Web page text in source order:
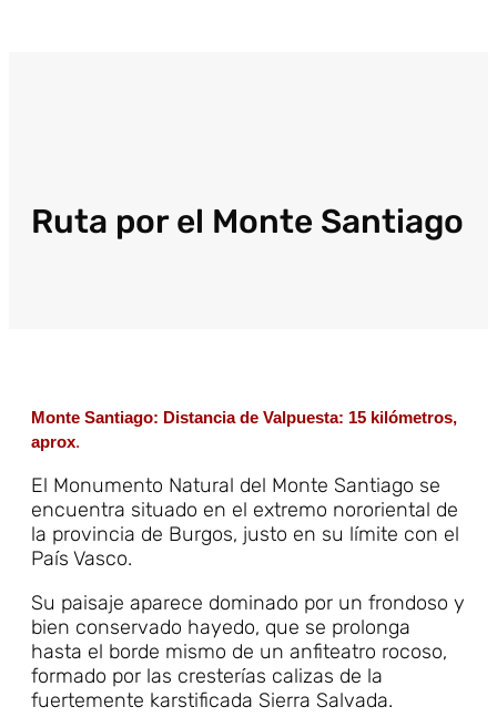
Ruta por el Monte Santiago
Monte Santiago: Distancia de Valpuesta: 15 kilómetros,
aprox.
El Monumento Natural del Monte Santiago se
encuentra situado en el extremo nororiental de
la provincia de Burgos, justo en su límite con el
País Vasco.
Su paisaje aparece dominado por un frondoso y
bien conservado hayedo, que se prolonga
hasta el borde mismo de un anfiteatro rocoso,
formado por las cresterías calizas de la
fuertemente karstificada Sierra Salvada.